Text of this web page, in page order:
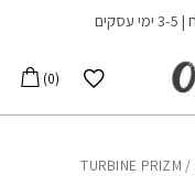
הרשימה שלי
0
/ TURBINE PRIZM